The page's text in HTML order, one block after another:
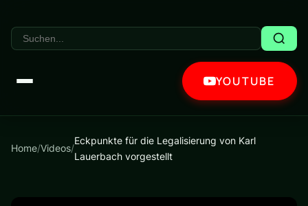
YOUTUBE
Home/Videos/
Eckpunkte für die Legalisierung von Karl
Lauerbach vorgestellt